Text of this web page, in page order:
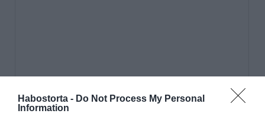
Habostorta - Do Not Process My Personal
Information